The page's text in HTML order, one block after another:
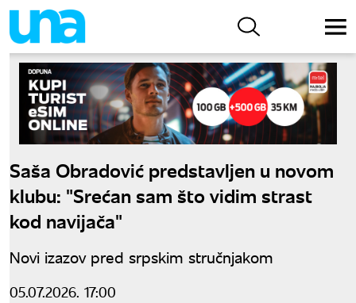
Saša Obradović predstavljen u novom
klubu: "Srećan sam što vidim strast
kod navijača"
Novi izazov pred srpskim stručnjakom
05.07.2026. 17:00